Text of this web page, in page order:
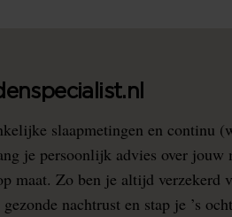
slaapmetingen en continu
je persoonlijk advies over jouw
maat. Zo ben je altijd verzekerd
nachtrust en stap je ’s